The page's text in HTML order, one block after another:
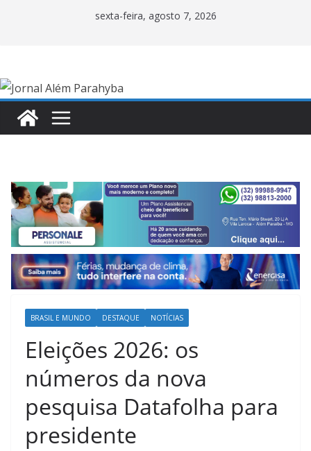
sexta-feira, agosto 7, 2026
BRASIL E MUNDO DESTAQUE NOTÍCIAS
Eleições 2026: os
números da nova
pesquisa Datafolha para
presidente